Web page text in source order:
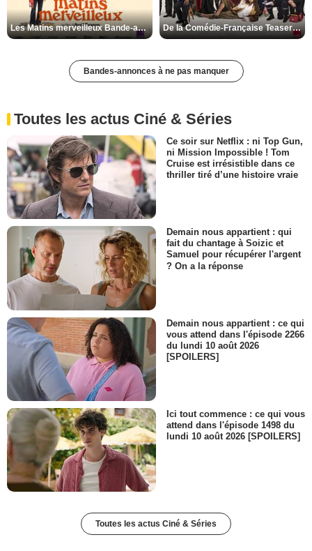
Les Matins merveilleux Bande-annonce VF De la Comédie-Française Teaser VF
Bandes-annonces à ne pas manquer
Toutes les actus Ciné & Séries
Ce soir sur Netflix : ni Top Gun,
ni Mission Impossible ! Tom
Cruise est irrésistible dans ce
thriller tiré d’une histoire vraie
Demain nous appartient : qui
fait du chantage à Soizic et
Samuel pour récupérer l'argent
? On a la réponse
Demain nous appartient : ce qui
vous attend dans l'épisode 2266
du lundi 10 août 2026
[SPOILERS]
Ici tout commence : ce qui vous
attend dans l'épisode 1498 du
lundi 10 août 2026 [SPOILERS]
Toutes les actus Ciné & Séries